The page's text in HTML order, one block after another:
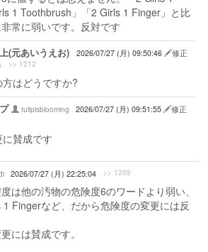
1 Toothbrush」「2 Girls 1 Finger」と比
常に弱いです。反対です
(元あいうえお) 2026/07/27 (月) 09:50:46
修正
>> 1212
はどうですか?
tulipisblooming 2026/07/27 (月) 09:51:55 修正
賛成です
2026/07/27 (月) 22:25:04 >> 1209
は他の汚物の危険度6のワードより弱い、
Fingerなど、だから危険度の変更には反
には賛成です。